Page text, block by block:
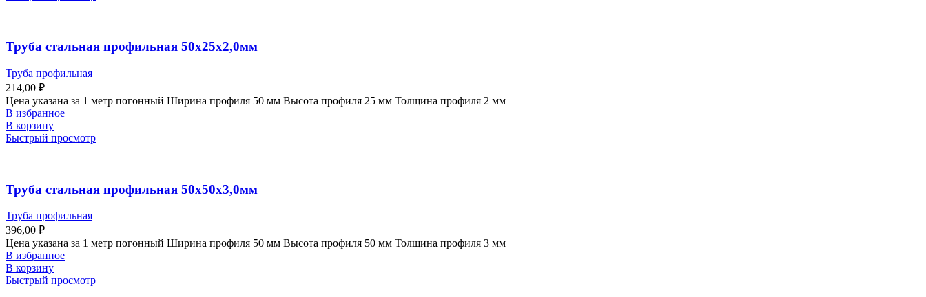
Труба стальная профильная 50х25х2,0мм
Труба профильная
214,00 ₽
Цена указана за 1 метр погонный Ширина профиля 50 мм Высота профиля 25 мм Толщина профиля 2 мм
В избранное
В корзину
Быстрый просмотр
Труба стальная профильная 50х50х3,0мм
Труба профильная
396,00 ₽
Цена указана за 1 метр погонный Ширина профиля 50 мм Высота профиля 50 мм Толщина профиля 3 мм
В избранное
В корзину
Быстрый просмотр